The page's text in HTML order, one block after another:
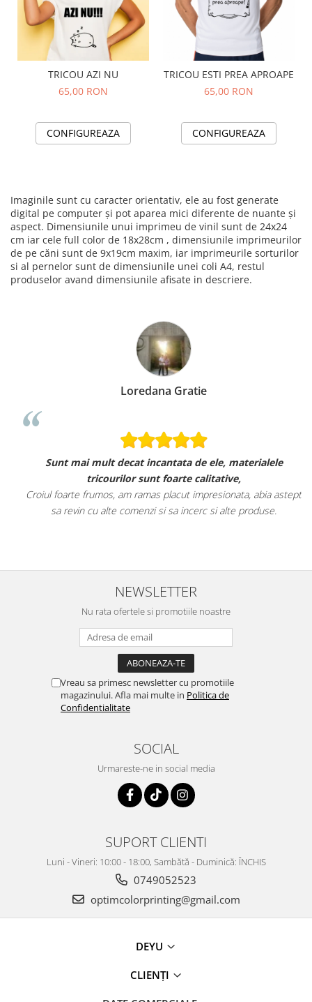
TRICOU AZI NU
65,00 RON
CONFIGUREAZA
TRICOU ESTI PREA APROAPE
65,00 RON
CONFIGUREAZA
Imaginile sunt cu caracter orientativ, ele au fost generate
digital pe computer și pot aparea mici diferente de nuante și
aspect. Dimensiunile unui imprimeu de vinil sunt de 24x24
cm iar cele full color de 18x28cm , dimensiunile imprimeurilor
de pe căni sunt de 9x19cm maxim, iar imprimeurile sorturilor
si al pernelor sunt de dimensiunile unei coli A4, restul
produselor avand dimensiunile afisate in descriere.
Loredana Gratie
Sunt mai mult decat incantata de ele, materialele
tricourilor sunt foarte calitative,
Croiul foarte frumos, am ramas placut impresionata, abia astept
sa revin cu alte comenzi si sa incerc si alte produse.
NEWSLETTER
Nu rata ofertele si promotiile noastre
Vreau sa primesc newsletter cu promotiile
magazinului. Afla mai multe in Politica de
Confidentialitate
SOCIAL
Urmareste-ne in social media
SUPORT CLIENTI
Luni - Vineri: 10:00 - 18:00, Sambătă - Duminică: ÎNCHIS
0749052523
optimcolorprinting@gmail.com
DEYU
CLIENȚI